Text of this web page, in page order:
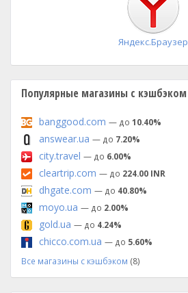
Яндекс.Браузер
Популярные магазины с кэшбэком
banggood.com — до 10.40%
answear.ua — до 7.20%
city.travel — до 6.00%
cleartrip.com — до 224.00 INR
dhgate.com — до 40.80%
moyo.ua — до 2.00%
gold.ua — до 4.24%
chicco.com.ua — до 5.60%
Все магазины с кэшбэком (8)